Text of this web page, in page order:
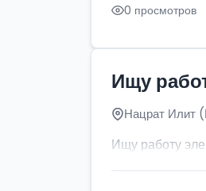
0 просмотров
Ищу
Нацрат Илит
Ищу работу